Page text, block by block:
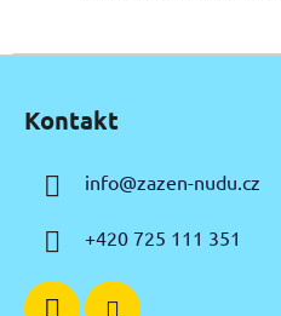
Kontakt
info@zazen-nudu.cz
+420 725 111 351